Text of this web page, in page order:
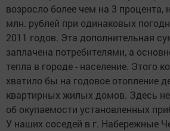
возросло более чем на 3 процента,
млн. рублей при одинаковых
2011 годов. Эта дополнительная
заплачена потребителями, а
тепла в городе - население. Этого
хватило бы на годовое отопление
квартирных жилых домов. Здесь
об окупаемости установленных
У наших соседей в г. Набережные